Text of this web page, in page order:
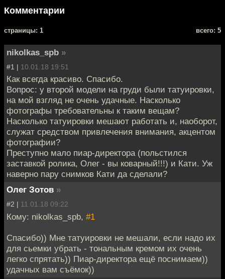
Комментарии
cтраницы: 1 всего: 5
nikolkas_spb »
#1 | 10.01.18 19:51
Как всегда красиво. Спасибо.
Вопрос: у второй модели на груди были татуировки,
на мой взгляд не очень удачные. Насколько
фотографы требовательны к таким вещам?
Насколько татуировки мешают работать и, наоборот,
служат средством привлечения внимания, акцентом
фотографии?
Преступно мало пиар-директора (польстился
заставкой ролика, Олег - вы коварный!!!) и Кати. Уж
наверно пару снимков Кати да сделали?
Олег Зотов »
#2 | 11.01.18 09:22
Кому: nikolkas_spb, #1
Спасибо)) Мне татуировки не мешали, если надо их
для сьемки убрать - тональным кремом их очень
легко спрятать)) Пиар-директора ещё поснимаем))
удачных вам съёмок))